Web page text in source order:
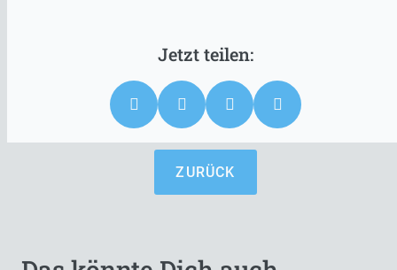
ZURÜCK